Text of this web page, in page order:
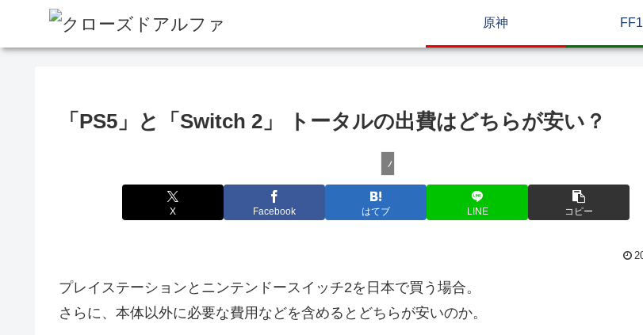
原神
「PS5」と「Switch 2」 トータルの出費はどちらが安い？
ハードウェア
X Facebook はてブ LINE コピー
プレイステーションとニンテンドースイッチ2を日本で買う場合。
さらに、本体以外に必要な費用などを含めるとどちらが安いのか。